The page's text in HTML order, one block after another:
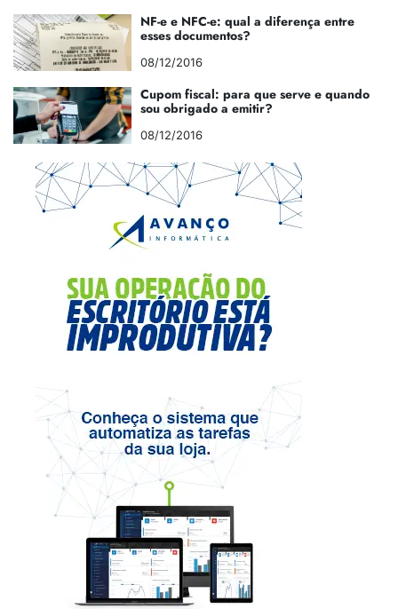
NF-e e NFC-e: qual a diferença entre
esses documentos?
08/12/2016
Cupom fiscal: para que serve e quando
sou obrigado a emitir?
08/12/2016